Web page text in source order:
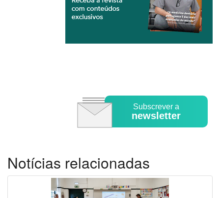
Subscrever a
newsletter
Notícias relacionadas